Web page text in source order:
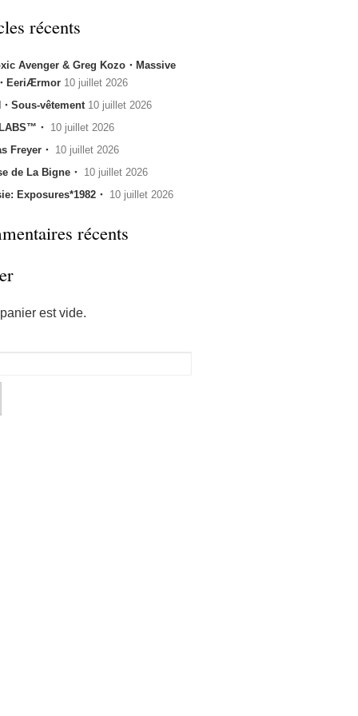
récents
Avenger & Greg Kozo・Massive
EeriÆrmor 10 juillet 2026
Sous-vêtement 10 juillet 2026
・ 10 juillet 2026
Freyer・ 10 juillet 2026
de La Bigne・ 10 juillet 2026
Exposures*1982・ 10 juillet 2026
récents
est vide.